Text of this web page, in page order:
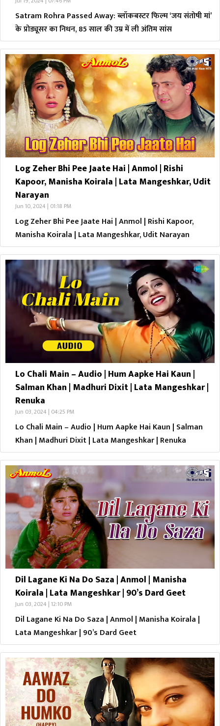
Satram Rohra Passed Away: ब्लॉकबस्टर फिल्म ‘जय संतोषी मां’
के प्रोड्यूसर का निधन, 85 साल की उम्र में ली अंतिम सांस
Log Zeher Bhi Pee Jaate Hai | Anmol | Rishi
Kapoor, Manisha Koirala | Lata Mangeshkar, Udit
Narayan
Jun 10, 2024 | 01:18 PM
Log Zeher Bhi Pee Jaate Hai | Anmol | Rishi Kapoor,
Manisha Koirala | Lata Mangeshkar, Udit Narayan
Lo Chali Main – Audio | Hum Aapke Hai Kaun |
Salman Khan | Madhuri Dixit | Lata Mangeshkar |
Renuka
Jun 03, 2024 | 04:25 PM
Lo Chali Main – Audio | Hum Aapke Hai Kaun | Salman
Khan | Madhuri Dixit | Lata Mangeshkar | Renuka
Dil Lagane Ki Na Do Saza | Anmol | Manisha
Koirala | Lata Mangeshkar | 90’s Dard Geet
Jun 03, 2024 | 12:10 PM
Dil Lagane Ki Na Do Saza | Anmol | Manisha Koirala |
Lata Mangeshkar | 90’s Dard Geet